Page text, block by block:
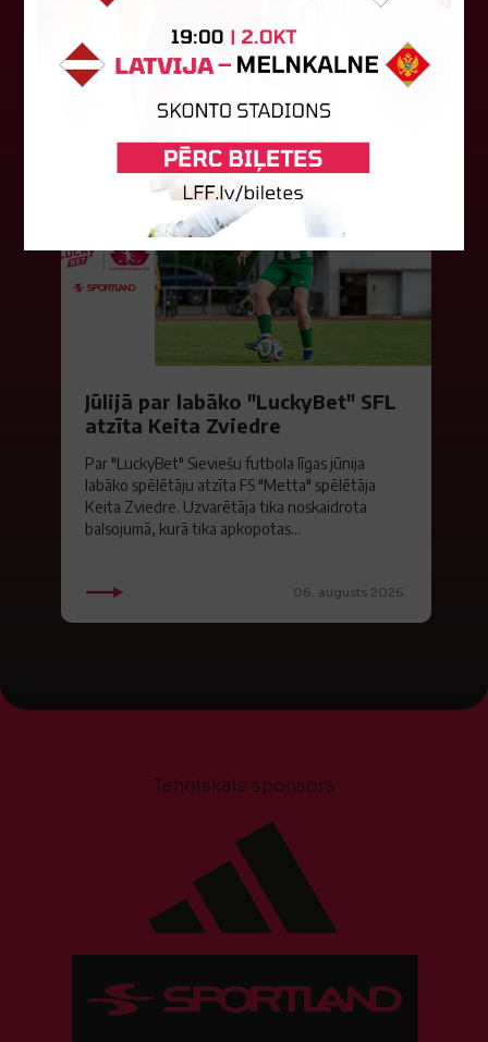
Konferences līgas kvalifikācijas trešajā kārtā
aizvadīja divi Latvijas klubi. FC RFS izbraukumā ar
0:2 zaudēja Čehijas "Jablonec"...
06. augusts 2026.
Jūlijā par labāko "LuckyBet" SFL
atzīta Keita Zviedre
Par "LuckyBet" Sieviešu futbola līgas jūnija
labāko spēlētāju atzīta FS "Metta" spēlētāja
Keita Zviedre. Uzvarētāja tika noskaidrota
balsojumā, kurā tika apkopotas...
06. augusts 2026.
Tehniskais sponsors